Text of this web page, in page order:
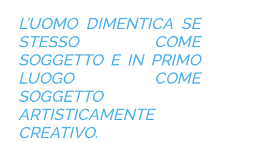
L’UOMO DIMENTICA SE
STESSO COME
SOGGETTO E IN PRIMO
LUOGO COME
SOGGETTO
ARTISTICAMENTE
CREATIVO.